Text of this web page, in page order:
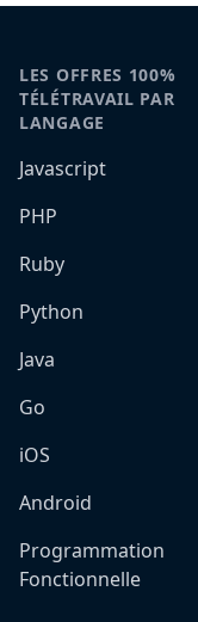
LES OFFRES 100%
TÉLÉTRAVAIL PAR
LANGAGE
Javascript
PHP
Ruby
Python
Java
Go
iOS
Android
Programmation
Fonctionnelle